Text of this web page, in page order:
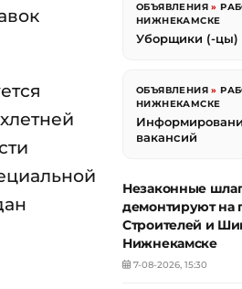
ОБЪЯВЛЕНИЯ »
НИЖНЕКАМСКЕ
Уборщики (-цы)
ОБЪЯВЛЕНИЯ »
НИЖНЕКАМСКЕ
вакансий
Незаконные
демонтируют на
Строителей и
Нижнекамске
7-08-2026, 15:30